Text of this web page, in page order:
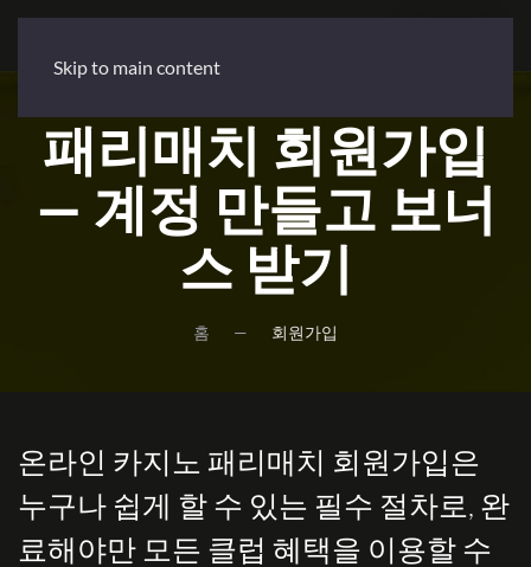
Skip to main content
패리매치 회원가입
— 계정 만들고 보너
스 받기
홈 회원가입
온라인 카지노 패리매치 회원가입은
누구나 쉽게 할 수 있는 필수 절차로, 완
료해야만 모든 클럽 혜택을 이용할 수